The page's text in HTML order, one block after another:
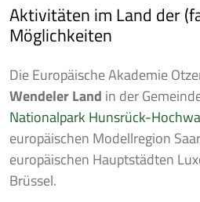
Aktivitäten im Land der
Möglichkeiten
Die Europäische Akademie
Wendeler Land in der
Nationalpark Hunsrück-
europäischen Modellregion
europäischen Hauptstädten
Brüssel.